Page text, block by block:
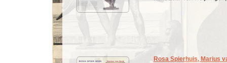
Rosa Spierhuis, Marius